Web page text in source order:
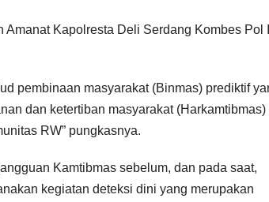
Kapolresta Deli Serdang Kombes Pol
pembinaan masyarakat (Binmas) prediktif
dan ketertiban masyarakat (Harkamtibmas)
RW” pungkasnya.
Kamtibmas sebelum, dan pada saat,
kegiatan deteksi dini yang merupakan